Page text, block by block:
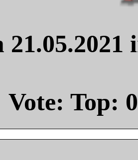
Vote: Top: 0